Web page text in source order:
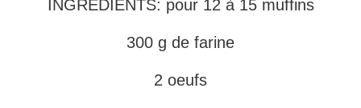
INGREDIENTS: pour 12 à 15 muffins
300 g de farine
2 oeufs